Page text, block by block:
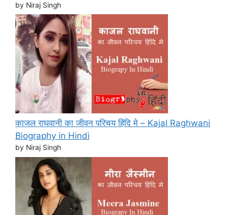
by Niraj Singh
काजल राघवानी का जीवन परिचय हिंदि मे – Kajal Raghwani
Biography in Hindi
by Niraj Singh